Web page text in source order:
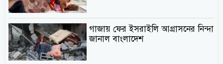
গাজায় ফের ইসরাইলি আগ্রাসনের নিন্দা
জানাল বাংলাদেশ